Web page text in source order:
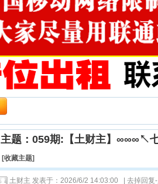
主题：059期:【土财主】∞∞∞↖
[收藏主题]
土财主 发表于：2026/6/2 14:03:00 | 去掉回复